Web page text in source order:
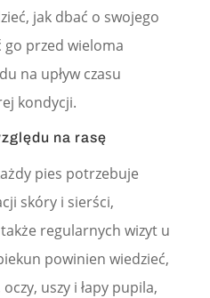
jak dbać o swojego
go przed wieloma
na upływ czasu
kondycji.
na rasę
pies potrzebuje
skóry i sierści,
regularnych wizyt u
powinien wiedzieć,
uszy i łapy pupila,